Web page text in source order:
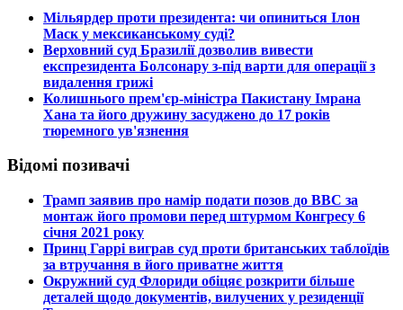
​Мільярдер проти президента: чи опиниться Ілон
Маск у мексиканському суді?
​Верховний суд Бразилії дозволив вивести
експрезидента Болсонару з-під варти для операції з
видалення грижі
​Колишнього прем'єр-міністра Пакистану Імрана
Хана та його дружину засуджено до 17 років
тюремного ув'язнення
Відомі позивачі
​Трамп заявив про намір подати позов до ВВС за
монтаж його промови перед штурмом Конгресу 6
січня 2021 року
​Принц Гаррі виграв суд проти британських таблоїдів
за втручання в його приватне життя
​Окружний суд Флориди обіцяє розкрити більше
деталей щодо документів, вилучених у резиденції